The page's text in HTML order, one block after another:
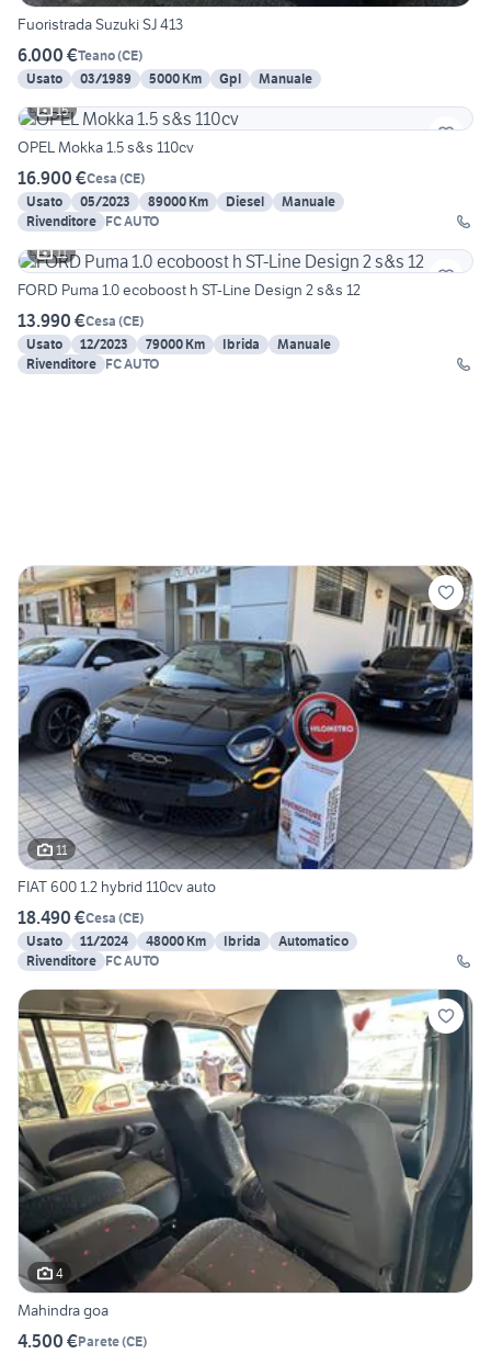
Fuoristrada Suzuki SJ 413
6.000 €Teano(CE)
Usato
03/1989 5000 Km Gpl
Manuale
15
OPEL Mokka 1.5 s&s 110cv
16.900 €Cesa (CE)
Usato
05/2023 89000 Km Diesel
Manuale
Rivenditore FC AUTO
11
FORD Puma 1.0 ecoboost h ST-Line Design 2 s&s 12
13.990 €Cesa (CE)
Usato
12/2023 79000 Km Ibrida
Manuale
Rivenditore FC AUTO
11
FIAT 600 1.2 hybrid 110cv auto
18.490 €Cesa (CE)
Usato
11/2024 48000 Km Ibrida
Automatico
Rivenditore FC AUTO
4
Mahindra goa
4.500 €Parete(CE)